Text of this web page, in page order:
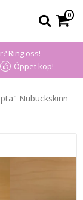
0
Ring oss!
Öppet köp!
Nubuckskinn